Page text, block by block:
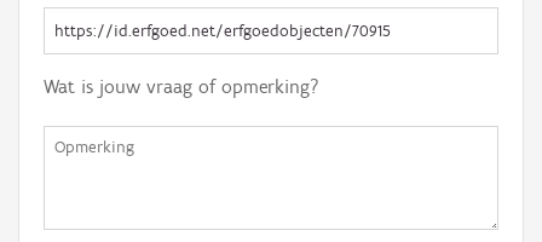
Wat is jouw vraag of opmerking?